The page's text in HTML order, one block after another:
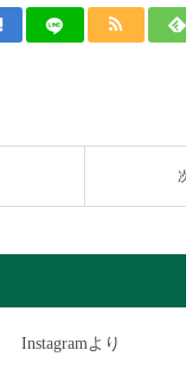
Instagramより